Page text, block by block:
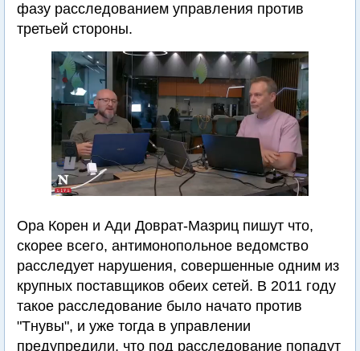
фазу расследованием управления против
третьей стороны.
Ора Корен и Ади Доврат-Мазриц пишут что,
скорее всего, антимонопольное ведомство
расследует нарушения, совершенные одним из
крупных поставщиков обеих сетей. В 2011 году
такое расследование было начато против
"Тнувы", и уже тогда в управлении
предупредили, что под расследование попадут